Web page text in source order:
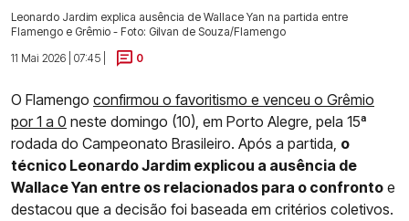
Leonardo Jardim explica ausência de Wallace Yan na partida entre
Flamengo e Grêmio - Foto: Gilvan de Souza/Flamengo
11 Mai 2026 | 07:45 |
0
O Flamengo confirmou o favoritismo e venceu o Grêmio
por 1 a 0 neste domingo (10), em Porto Alegre, pela 15ª
rodada do Campeonato Brasileiro. Após a partida, o
técnico Leonardo Jardim explicou a ausência de
Wallace Yan entre os relacionados para o confronto e
destacou que a decisão foi baseada em critérios coletivos.